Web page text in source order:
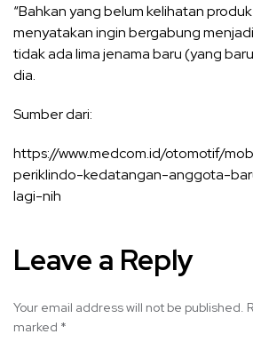
“Bahkan yang belum kelihatan
menyatakan ingin bergabung
tidak ada lima jenama baru (yang
dia.
Sumber dari:
https://www.medcom.id/otomotif/
periklindo-kedatangan-anggota-
lagi-nih
Leave a Reply
Your email address will not be published.
marked *